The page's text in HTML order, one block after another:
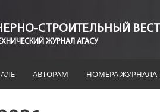
СТРОИТЕЛЬНЫЙ
ЖУРНАЛ АГАСУ
АВТОРАМ НОМЕРА ЖУРНАЛА